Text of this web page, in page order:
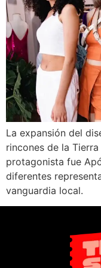
La expansión del
rincones de la
protagonista fue
diferentes
vanguardia local.